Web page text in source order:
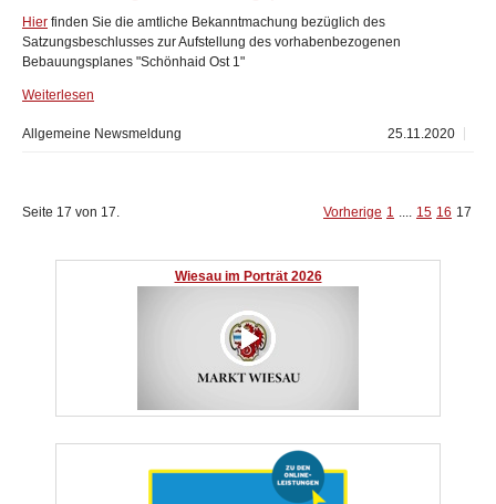
Hier finden Sie die amtliche Bekanntmachung bezüglich des
Satzungsbeschlusses zur Aufstellung des vorhabenbezogenen
Bebauungsplanes "Schönhaid Ost 1"
Weiterlesen
25.11.2020
Allgemeine Newsmeldung
Seite 17 von 17. Vorherige 1 .... 15 16 17
Wiesau im Porträt 2026